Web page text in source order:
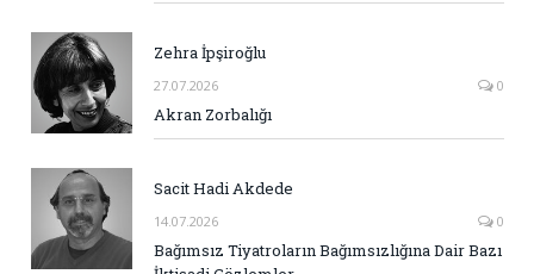
Zehra İpşiroğlu
27.07.2026 0
Akran Zorbalığı
Sacit Hadi Akdede
14.07.2026 0
Bağımsız Tiyatroların Bağımsızlığına Dair Bazı